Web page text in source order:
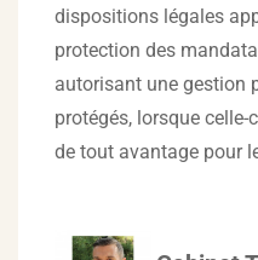
dispositions légales
protection des
autorisant une gestion
protégés, lorsque celle-
de tout avantage pour